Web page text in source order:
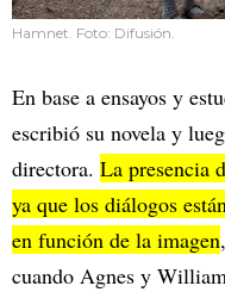
Hamnet. Foto: Difusión.
En base a ensayos y
escribió su novela y
directora. La presencia
ya que los diálogos
en función de la imagen
cuando Agnes y